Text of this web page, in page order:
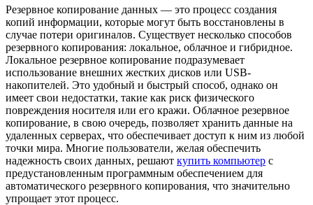
Резервное копирование данных — это процесс создания
копий информации, которые могут быть восстановлены в
случае потери оригиналов. Существует несколько способов
резервного копирования: локальное, облачное и гибридное.
Локальное резервное копирование подразумевает
использование внешних жестких дисков или USB-
накопителей. Это удобный и быстрый способ, однако он
имеет свои недостатки, такие как риск физического
повреждения носителя или его кражи. Облачное резервное
копирование, в свою очередь, позволяет хранить данные на
удаленных серверах, что обеспечивает доступ к ним из любой
точки мира. Многие пользователи, желая обеспечить
надежность своих данных, решают купить компьютер с
предустановленным программным обеспечением для
автоматического резервного копирования, что значительно
упрощает этот процесс.